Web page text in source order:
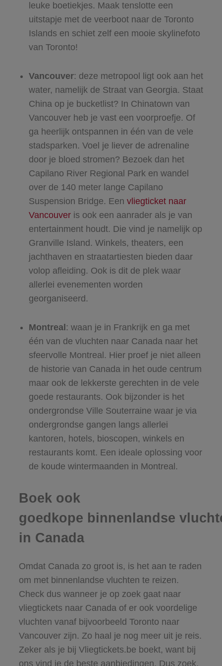
leuke boetiekjes. Maak tenslotte een
uitstapje met de veerboot naar de Toronto
Islands en schiet zelf een mooie skylinefoto
van Toronto!
Vancouver: deze metropool ligt ook aan het
water, namelijk de Straat van Georgia. Staat
China op je bucketlist? In Chinatown van
Vancouver heb je vast een voorproefje. Of
ga heerlijk ontspannen in één van de vele
stadsparken. Voel je liever de adrenaline
door je bloed stromen? Bezoek dan het
Capilano River Regional Park en wandel
over de 140 meter lange Capilano
Suspension Bridge. Een vliegticket naar
Vancouveris ook een aanrader als je van
entertainment houdt. Die vind je namelijk op
Granville Island. Winkels, theaters, een
jachthaven en straatartiesten bieden daar
volop afleiding. Ook is dit de plek waar
allerlei evenementen worden
georganiseerd.
Montreal : waan je in Frankrijk en ga met
één van de vluchten naar Canada naar het
sfeervolle Montreal. Hier proef je niet alleen
de historie van Canada in het oude centrum
maar ook de lekkerste gerechten in de vele
goede restaurants. Ook bijzonder is het
ondergrondse Ville Souterraine waar je via
ondergrondse gangen langs allerlei
kantoren, hotels, bioscopen, winkels en
restaurants komt. Een ideale oplossing voor
de koude wintermaanden in Montreal.
Boek ook
goedkope binnenlandse
in Canada
Omdat Canada zo groot is, is het aan te raden
om met binnenlandse vluchten te reizen.
Check dus wanneer je op zoek gaat naar
vliegtickets naar Canada of er ook voordelige
vluchten vanaf bijvoorbeeld Toronto naar
Vancouver zijn. Zo haal je nog meer uit je reis.
Zeker als je bij Vliegtickets.be boekt, want bij
ons vind je de beste aanbiedingen. Dus zoek,